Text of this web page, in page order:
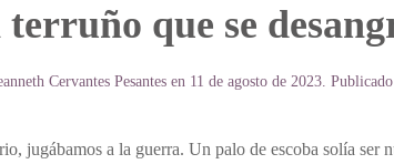
terruño que se
Cervantes Pesantes en 11 de agosto de 2023 .
jugábamos a la guerra. Un palo de escoba solía ser